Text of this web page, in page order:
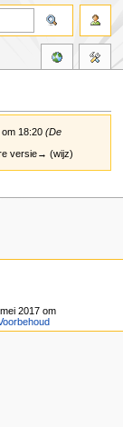
om 18:20(De
versie→ (wijz)
2017 om